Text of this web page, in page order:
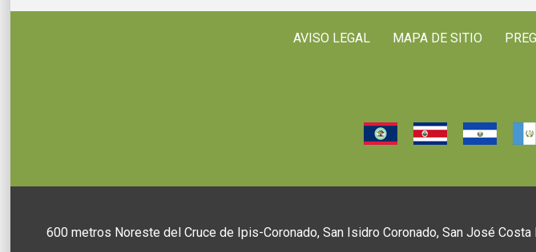
AVISO LEGAL MAPA DE SITIO
600 metros Noreste del Cruce de Ipis-Coronado, San Isidro Coronado, San José